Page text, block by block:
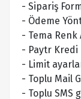
- Sipariş
- Ödeme
- Tema Renk
- Paytr Kredi
- Limit
- Toplu Mail
- Toplu SMS